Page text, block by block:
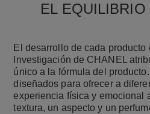
EL
El desarrollo de cada
Investigación de CHANEL
único a la fórmula del
diseñados para ofrecer a
experiencia física y emocional
textura, un aspecto y un